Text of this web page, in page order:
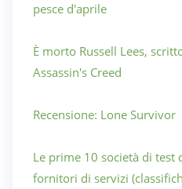
pesce d'aprile
È morto Russell Lees,
Assassin's Creed
Recensione: Lone Survivor
Le prime 10 società di test
fornitori di servizi